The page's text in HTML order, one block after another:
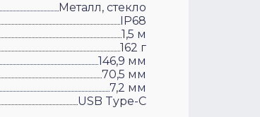
Металл, стекло
IP68
1,5 м
162 г
146,9 мм
70,5 мм
7,2 мм
USB Type-C